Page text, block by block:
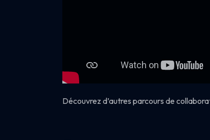
Découvrez d’autres parcours de